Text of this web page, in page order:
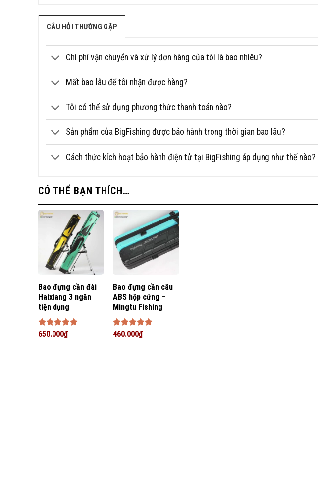
CÂU HỎI THƯỜNG GẶP
Chi phí vận chuyển và xử lý đơn hàng của tôi là bao nhiêu?
Mất bao lâu để tôi nhận được hàng?
Tôi có thể sử dụng phương thức thanh toán nào?
Sản phẩm của BigFishing được bảo hành trong thời gian bao lâu?
Cách thức kích hoạt bảo hành điện tử tại BigFishing áp dụng như thế nào?
CÓ THỂ BẠN THÍCH…
Bao đựng cần đài
Haixiang 3 ngăn
tiện dụng
Được xếp
650.000₫
Bao đựng cần câu
ABS hộp cứng –
Mingtu Fishing
Được xếp
460.000₫